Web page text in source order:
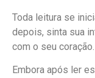
Toda leitura se
depois, sinta sua
com o seu coração.
Embora após ler